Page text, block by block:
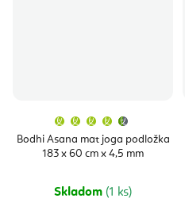
Bodhi Asana mat joga podložka
183 x 60 cm x 4,5 mm
produktu
je
4,9
Skladom (1 ks)